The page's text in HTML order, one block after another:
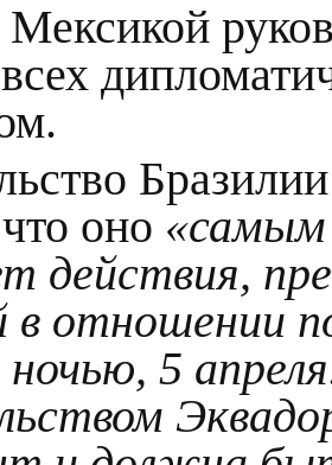
оно
действия,
в отношении
5